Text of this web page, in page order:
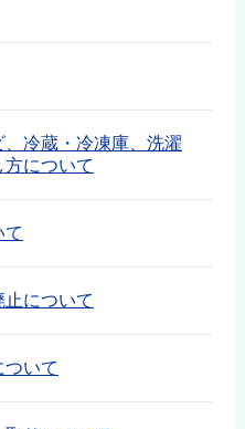
冷蔵・冷凍庫、洗濯
について
て
について
ついて